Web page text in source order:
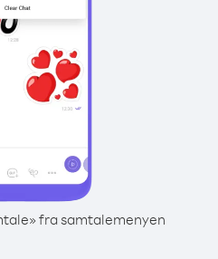
fra samtalemenyen